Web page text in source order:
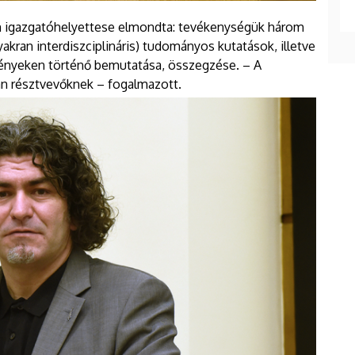
elmondta: tevékenységük három
interdiszciplináris) tudományos kutatások, illetve
történő bemutatása, összegzése. – A
résztvevőknek – fogalmazott.